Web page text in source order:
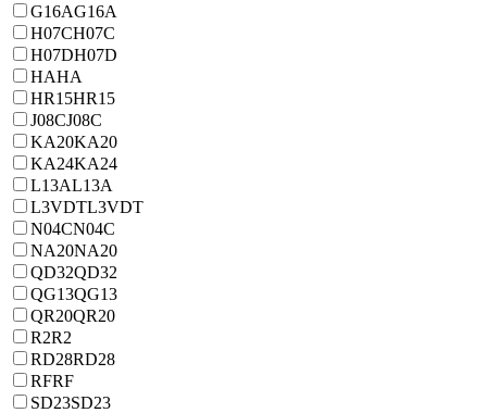
G16AG16A
H07CH07C
H07DH07D
HAHA
HR15HR15
J08CJ08C
KA20KA20
KA24KA24
L13AL13A
L3VDTL3VDT
N04CN04C
NA20NA20
QD32QD32
QG13QG13
QR20QR20
R2R2
RD28RD28
RFRF
SD23SD23